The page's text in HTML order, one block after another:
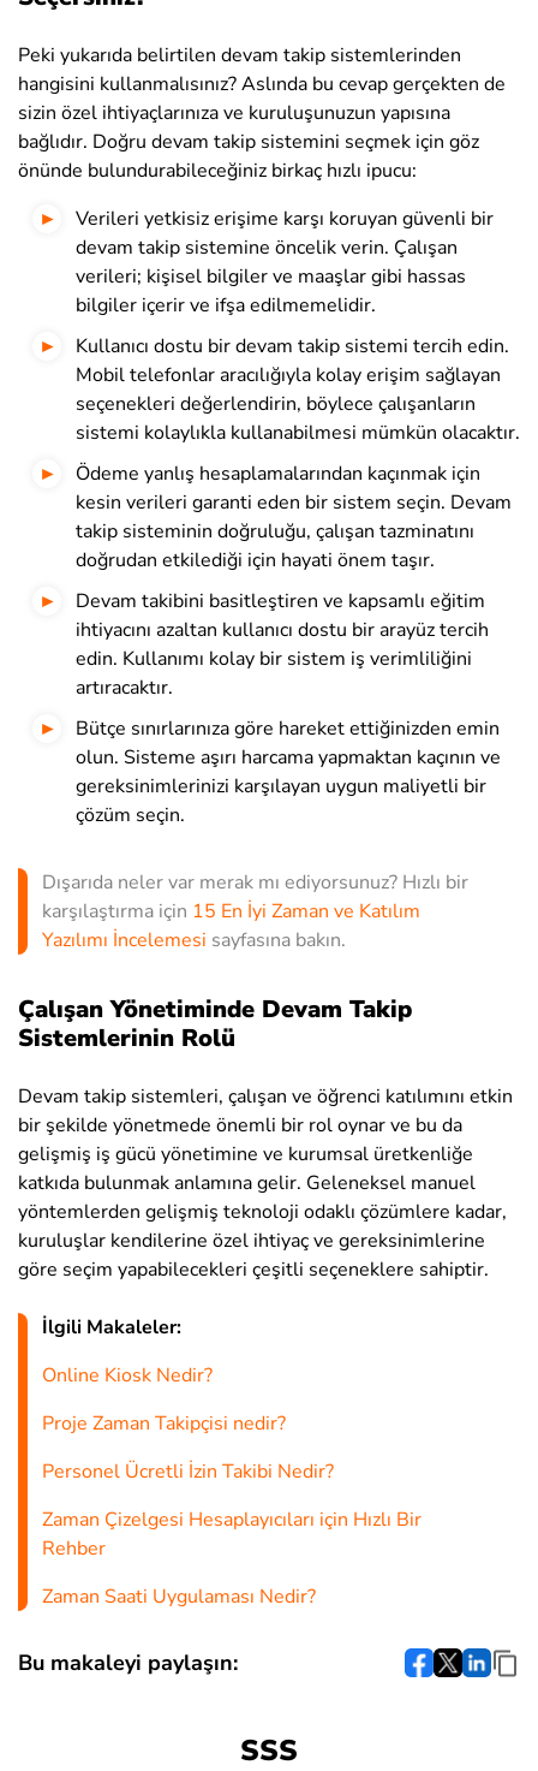
Peki yukarıda belirtilen devam takip sistemlerinden
hangisini kullanmalısınız? Aslında bu cevap gerçekten de
sizin özel ihtiyaçlarınıza ve kuruluşunuzun yapısına
bağlıdır. Doğru devam takip sistemini seçmek için göz
önünde bulundurabileceğiniz birkaç hızlı ipucu:
Verileri yetkisiz erişime karşı koruyan güvenli bir
devam takip sistemine öncelik verin. Çalışan
verileri; kişisel bilgiler ve maaşlar gibi hassas
bilgiler içerir ve ifşa edilmemelidir.
Kullanıcı dostu bir devam takip sistemi tercih edin.
Mobil telefonlar aracılığıyla kolay erişim sağlayan
seçenekleri değerlendirin, böylece çalışanların
sistemi kolaylıkla kullanabilmesi mümkün olacaktır.
Ödeme yanlış hesaplamalarından kaçınmak için
kesin verileri garanti eden bir sistem seçin. Devam
takip sisteminin doğruluğu, çalışan tazminatını
doğrudan etkilediği için hayati önem taşır.
Devam takibini basitleştiren ve kapsamlı eğitim
ihtiyacını azaltan kullanıcı dostu bir arayüz tercih
edin. Kullanımı kolay bir sistem iş verimliliğini
artıracaktır.
Bütçe sınırlarınıza göre hareket ettiğinizden emin
olun. Sisteme aşırı harcama yapmaktan kaçının ve
gereksinimlerinizi karşılayan uygun maliyetli bir
çözüm seçin.
Dışarıda neler var merak mı ediyorsunuz? Hızlı bir
karşılaştırma için 15 En İyi Zaman ve Katılım
Yazılımı İncelemesi sayfasına bakın.
Çalışan Yönetiminde Devam Takip
Sistemlerinin Rolü
Devam takip sistemleri, çalışan ve öğrenci katılımını etkin
bir şekilde yönetmede önemli bir rol oynar ve bu da
gelişmiş iş gücü yönetimine ve kurumsal üretkenliğe
katkıda bulunmak anlamına gelir. Geleneksel manuel
yöntemlerden gelişmiş teknoloji odaklı çözümlere kadar,
kuruluşlar kendilerine özel ihtiyaç ve gereksinimlerine
göre seçim yapabilecekleri çeşitli seçeneklere sahiptir.
İlgili Makaleler:
Online Kiosk Nedir?
Proje Zaman Takipçisi nedir?
Personel Ücretli İzin Takibi Nedir?
Zaman Çizelgesi Hesaplayıcıları için Hızlı Bir
Rehber
Zaman Saati Uygulaması Nedir?
Bu makaleyi paylaşın:
SSS